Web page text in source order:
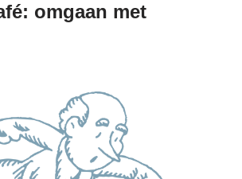
omgaan met